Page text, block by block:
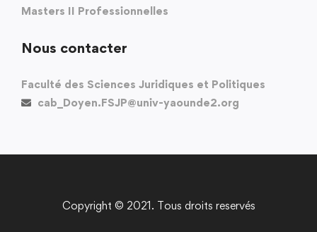
Masters II Professionnelles
Nous contacter
Faculté des Sciences Juridiques et Politiques
cab_Doyen.FSJP@univ-yaounde2.org
Copyright © 2021. Tous droits reservés